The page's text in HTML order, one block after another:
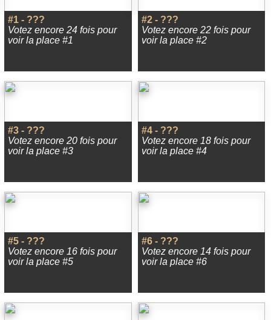
#1 - ???
Votez encore 24 fois pour
voir la place #1
#2 - ???
Votez encore 22 fois pour
voir la place #2
#3 - ???
Votez encore 20 fois pour
voir la place #3
#4 - ???
Votez encore 18 fois pour
voir la place #4
#5 - ???
Votez encore 16 fois pour
voir la place #5
#6 - ???
Votez encore 14 fois pour
voir la place #6